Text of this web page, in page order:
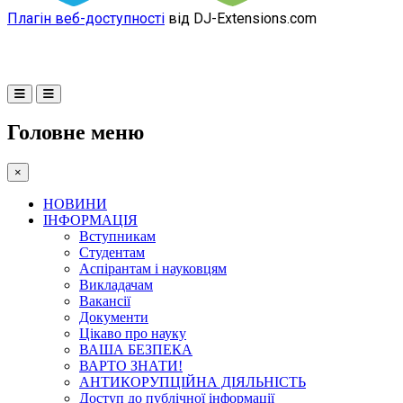
Плагін веб-доступності від DJ-Extensions.com
Головне меню
×
НОВИНИ
ІНФОРМАЦІЯ
Вступникам
Студентам
Аспірантам і науковцям
Викладачам
Вакансії
Документи
Цікаво про науку
ВАША БЕЗПЕКА
ВАРТО ЗНАТИ!
АНТИКОРУПЦІЙНА ДІЯЛЬНІСТЬ
Доступ до публічної інформації